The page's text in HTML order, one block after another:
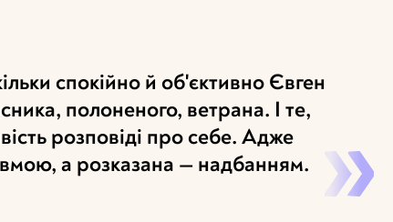
спокійно й об'єктивно Євген
полоненого, ветрана. І те,
розповіді про себе. Адже
а розказана — надбанням.